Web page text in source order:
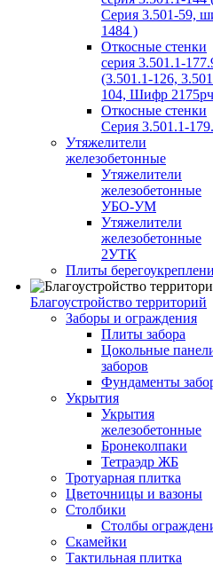
Серия 3.501-59,
1484 )
Откосные стенки
серия 3.501.1-
(3.501.1-126,
104, Шифр
Откосные стенки
Серия 3.501.1-
Утяжелители
железобетонные
Утяжелители
железобетонные
УБО-УМ
Утяжелители
железобетонные
2УТК
Плиты
Благоустройство территорий
Заборы и ограждения
Плиты забора
Цокольные
заборов
Фундаменты
Укрытия
Укрытия
железобетонные
Бронеколпаки
Тетраэдр ЖБ
Тротуарная плитка
Цветочницы и вазоны
Столбики
Столбы
Скамейки
Тактильная плитка